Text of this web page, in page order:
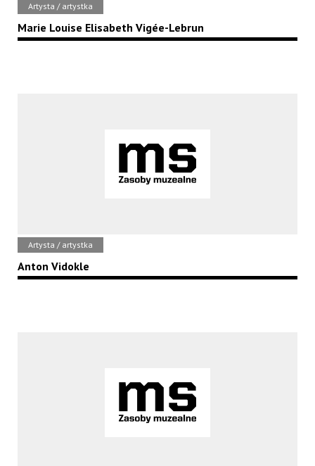
Artysta / artystka
Marie Louise Elisabeth Vigée-Lebrun
Artysta / artystka
Anton Vidokle